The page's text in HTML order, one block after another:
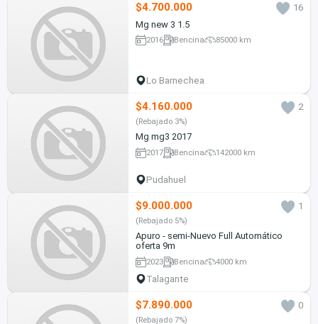
$4.700.000
16
Mg new 3 1.5
2016 Bencina 85000 km
Lo Barnechea
$4.160.000 2
(Rebajado 3%)
Mg mg3 2017
2017 Bencina 142000 km
Pudahuel
$9.000.000 1
(Rebajado 5%)
Apuro - semi-Nuevo Full Automático
oferta 9m
2023 Bencina 4000 km
Talagante
$7.890.000 0
(Rebajado 7%)